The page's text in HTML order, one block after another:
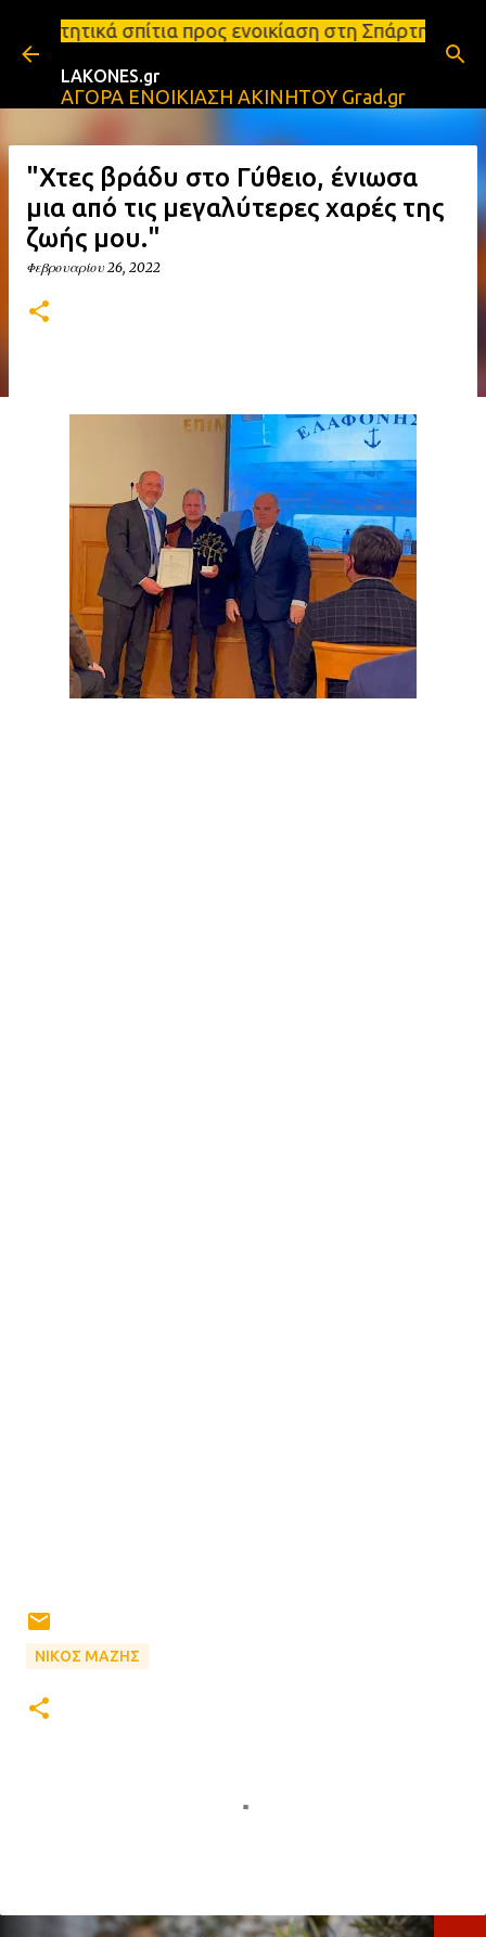
Μετάβαση στο κύριο περιεχόμενο
προς ενοικίαση στη Σπάρτη Ενοικιάσεις
LAKONES.gr
ΑΓΟΡΑ ΕΝΟΙΚΙΑΣΗ ΑΚΙΝΗΤΟΥ Grad.gr
"Χτες βράδυ στο Γύθειο, ένιωσα
μια από τις μεγαλύτερες χαρές της
ζωής μου."
Φεβρουαρίου 26, 2022
ΝΙΚΟΣ ΜΑΖΗΣ
λ